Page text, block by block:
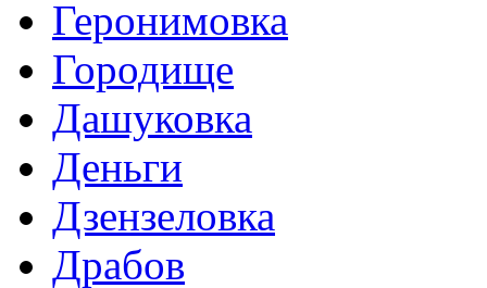
Геронимовка
Городище
Дашуковка
Деньги
Дзензеловка
Драбов